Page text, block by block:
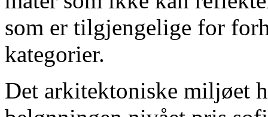
som er tilgjengelige for
kategorier.
Det arkitektoniske miljøet